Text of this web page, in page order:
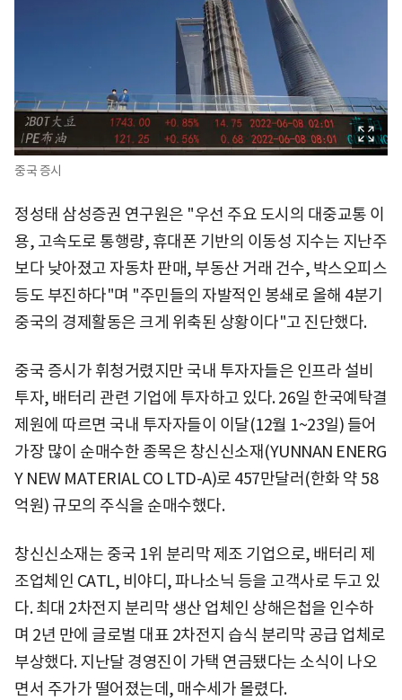
중국 증시
정성태 삼성증권 연구원은 "우선 주요 도시의 대중교통 이
용, 고속도로 통행량, 휴대폰 기반의 이동성 지수는 지난주
보다 낮아졌고 자동차 판매, 부동산 거래 건수, 박스오피스
등도 부진하다"며 "주민들의 자발적인 봉쇄로 올해 4분기
중국의 경제활동은 크게 위축된 상황이다"고 진단했다.
중국 증시가 휘청거렸지만 국내 투자자들은 인프라 설비
투자, 배터리 관련 기업에 투자하고 있다. 26일 한국예탁결
제원에 따르면 국내 투자자들이 이달(12월 1~23일) 들어
가장 많이 순매수한 종목은 창신신소재(YUNNAN ENERG
Y NEW MATERIAL CO LTD-A)로 457만달러(한화 약 58
억원) 규모의 주식을 순매수했다.
창신신소재는 중국 1위 분리막 제조 기업으로, 배터리 제
조업체인 CATL, 비야디, 파나소닉 등을 고객사로 두고 있
다. 최대 2차전지 분리막 생산 업체인 상해은첩을 인수하
며 2년 만에 글로벌 대표 2차전지 습식 분리막 공급 업체로
부상했다. 지난달 경영진이 가택 연금됐다는 소식이 나오
면서 주가가 떨어졌는데, 매수세가 몰렸다.